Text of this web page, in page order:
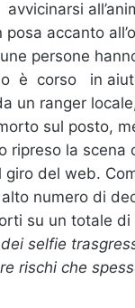
accanto
persone
è corso in
un ranger
sul posto,
la scena
del web.
numero di
su un totale di
selfie
rischi che